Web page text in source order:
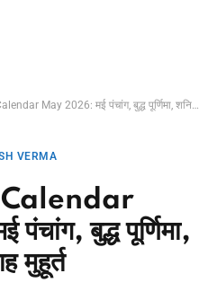
May 2026: मई पंचांग, बुद्ध पूर्णिमा, शनि जयंती & विवाह मुहूर्त
VERMA
बुद्ध पूर्णिमा,
मुहूर्त